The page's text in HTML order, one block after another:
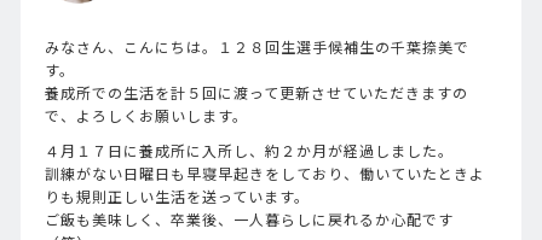
みなさん、こんにちは。１２８回生選手候補生の千葉捺美で
す。
養成所での生活を計５回に渡って更新させていただきますの
で、よろしくお願いします。
４月１７日に養成所に入所し、約２か月が経過しました。
訓練がない日曜日も早寝早起きをしており、働いていたときよ
りも規則正しい生活を送っています。
ご飯も美味しく、卒業後、一人暮らしに戻れるか心配です